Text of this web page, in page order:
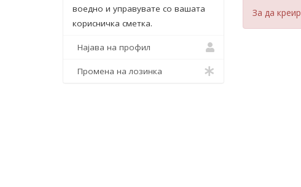
воедно и управувате со вашата
корисничка сметка.
Најава на профил
Промена на лозинка
За да